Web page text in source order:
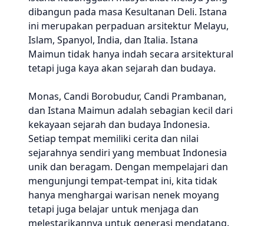
dibangun pada masa Kesultanan Deli. Istana
ini merupakan perpaduan arsitektur Melayu,
Islam, Spanyol, India, dan Italia. Istana
Maimun tidak hanya indah secara arsitektural
tetapi juga kaya akan sejarah dan budaya.
Monas, Candi Borobudur, Candi Prambanan,
dan Istana Maimun adalah sebagian kecil dari
kekayaan sejarah dan budaya Indonesia.
Setiap tempat memiliki cerita dan nilai
sejarahnya sendiri yang membuat Indonesia
unik dan beragam. Dengan mempelajari dan
mengunjungi tempat-tempat ini, kita tidak
hanya menghargai warisan nenek moyang
tetapi juga belajar untuk menjaga dan
melestarikannya untuk generasi mendatang.